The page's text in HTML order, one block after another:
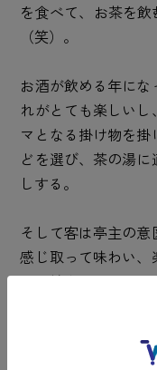
を食べて、お茶を
（笑）。
お酒が飲める年に
れがとても楽しい
マとなる掛け物を
どを選び、茶の湯
しする。
そして客は亭主の
感じ取って味わい
が凝縮されている
主になることも少な
「なかでも私がは